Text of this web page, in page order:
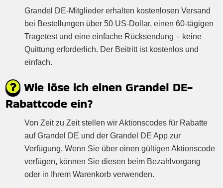
Grandel DE-Mitglieder erhalten kostenlosen Versand
bei Bestellungen über 50 US-Dollar, einen 60-tägigen
Tragetest und eine einfache Rücksendung – keine
Quittung erforderlich. Der Beitritt ist kostenlos und
einfach.
Wie löse ich einen Grandel DE-
Rabattcode ein?
Von Zeit zu Zeit stellen wir Aktionscodes für Rabatte
auf Grandel DE und der Grandel DE App zur
Verfügung. Wenn Sie über einen gültigen Aktionscode
verfügen, können Sie diesen beim Bezahlvorgang
oder in Ihrem Warenkorb verwenden.